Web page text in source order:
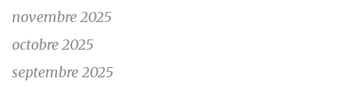
novembre 2025
octobre 2025
septembre 2025